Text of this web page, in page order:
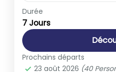
Europe
1-40 People
Durée
7 Jours
Prochains départs
23 août 2026 (40